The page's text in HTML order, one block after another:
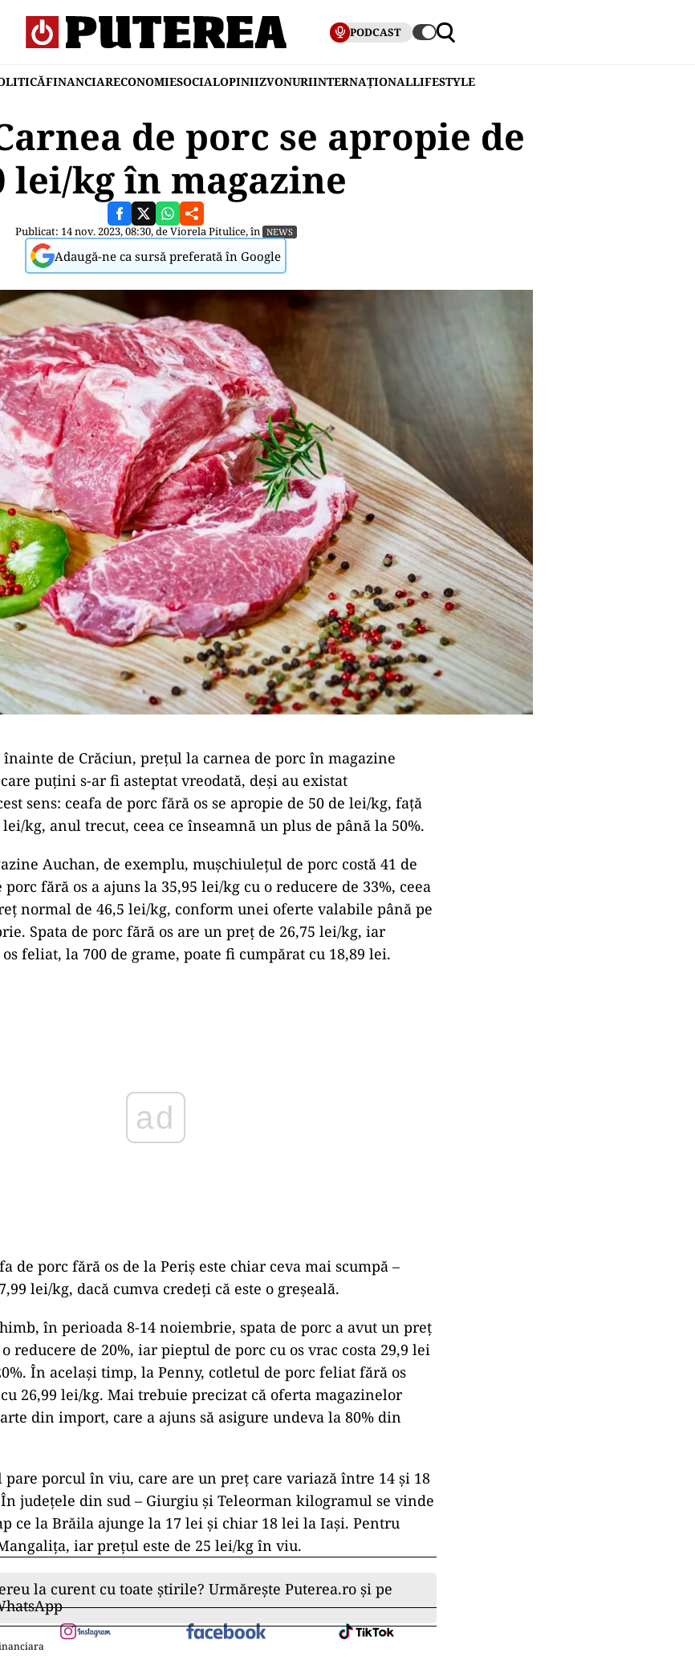
PODCAST
FINANCIARECONOMIESOCIALOPINIIZVONURIINTERNAȚIONALLIFESTYLE
de porc se apropie de
lei/kg în magazine
Publicat: 14 nov. 2023, 08:30, deViorela Pitulice, în NEWS
Adaugă-ne ca sursă preferată în Google
înainte de Crăciun, prețul la carnea de porc în magazine
puțini s-ar fi asteptat vreodată, deși au existat
sens: ceafa de porc fără os se apropie de 50 de lei/kg, față
kg, anul trecut, ceea ce înseamnă un plus de până la 50%.
Auchan, de exemplu, mușchiulețul de porc costă 41 de
fără os a ajuns la 35,95 lei/kg cu o reducere de 33%, ceea
normal de 46,5 lei/kg, conform unei oferte valabile până pe
Spata de porc fără os are un preț de 26,75 lei/kg, iar
feliat, la 700 de grame, poate fi cumpărat cu 18,89 lei.
de porc fără os de la Periș este chiar ceva mai scumpă –
lei/kg, dacă cumva credeți că este o greșeală.
în perioada 8-14 noiembrie, spata de porc a avut un preț
reducere de 20%, iar pieptul de porc cu os vrac costa 29,9 lei
În același timp, la Penny, cotletul de porc feliat fără os
26,99 lei/kg. Mai trebuie precizat că oferta magazinelor
din import, care a ajuns să asigure undeva la 80% din
pare porcul în viu, care are un preț care variază între 14 și 18
județele din sud – Giurgiu și Teleorman kilogramul se vinde
ce la Brăila ajunge la 17 lei și chiar 18 lei la Iași. Pentru
iar prețul este de 25 lei/kg în viu.
la curent cu toate știrile? Urmărește Puterea.ro și pe